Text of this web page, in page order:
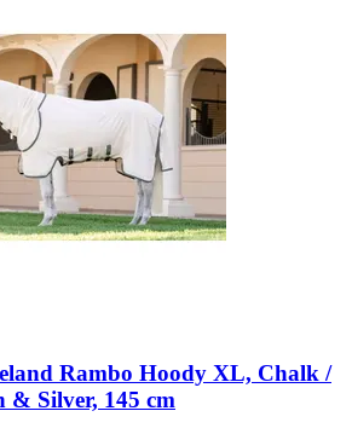
Rambo Hoody XL, Chalk /
& Silver, 145 cm